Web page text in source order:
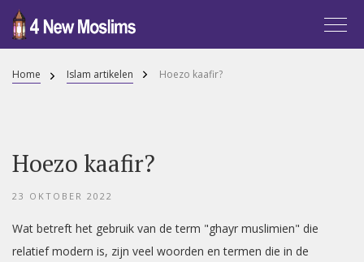
Home Islam artikelen Hoezo kaafir?
Hoezo kaafir?
23 OKTOBER 2022
Wat betreft het gebruik van de term "ghayr muslimien" die
relatief modern is, zijn veel woorden en termen die in de